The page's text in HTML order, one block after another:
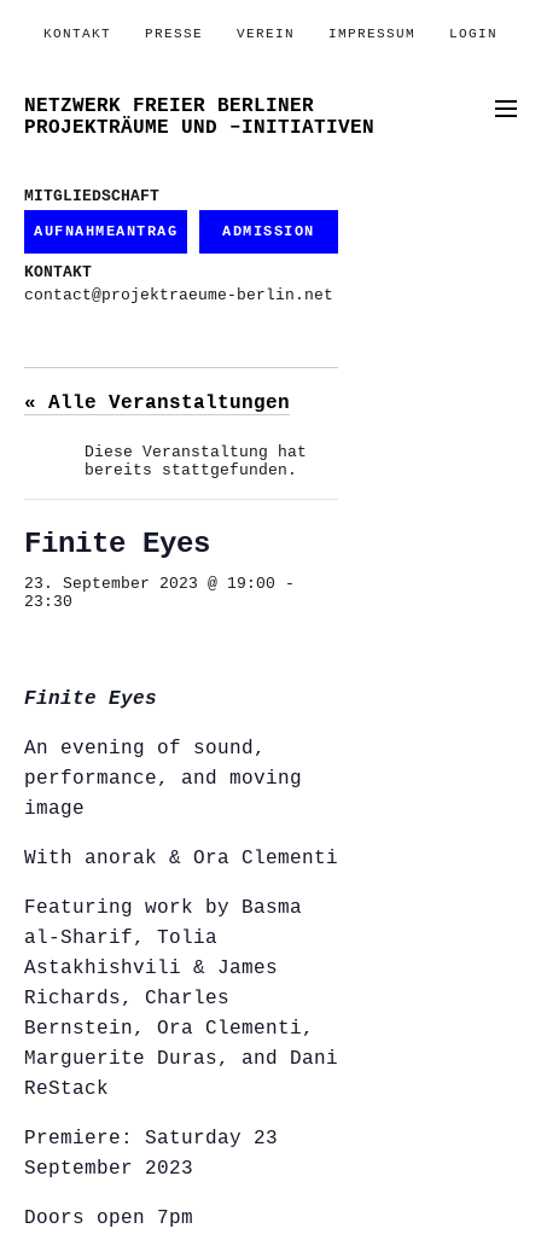
KONTAKT PRESSE VEREIN IMPRESSUM LOGIN
NETZWERK FREIER BERLINER
PROJEKTRÄUME UND –INITIATIVEN
MITGLIEDSCHAFT
AUFNAHMEANTRAG ADMISSION
KONTAKT
contact@projektraeume-berlin.net
« Alle Veranstaltungen
Diese Veranstaltung hat
bereits stattgefunden.
Finite Eyes
23. September 2023 @ 19:00 -
23:30
Finite Eyes
An evening of sound,
performance, and moving
image
With anorak & Ora Clementi
Featuring work by Basma
al-Sharif, Tolia
Astakhishvili & James
Richards, Charles
Bernstein, Ora Clementi,
Marguerite Duras, and Dani
ReStack
Premiere: Saturday 23
September 2023
Doors open 7pm